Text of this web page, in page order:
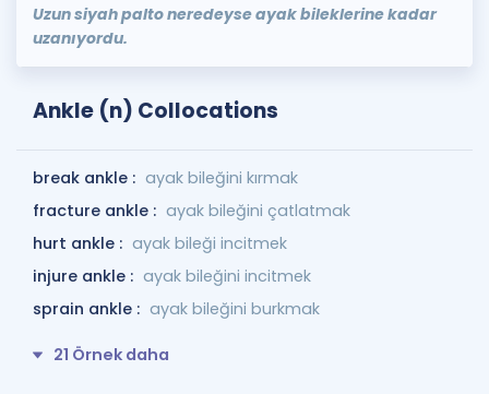
Uzun siyah palto neredeyse ayak bileklerine kadar
uzanıyordu.
Ankle (n) Collocations
break ankle : ayak bileğini kırmak
fracture ankle : ayak bileğini çatlatmak
hurt ankle : ayak bileği incitmek
injure ankle : ayak bileğini incitmek
sprain ankle : ayak bileğini burkmak
21 Örnek daha